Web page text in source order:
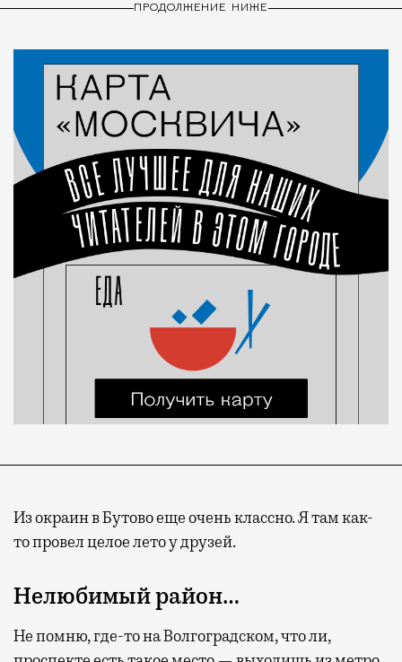
ПРОДОЛЖЕНИЕ НИЖЕ
Из окраин в Бутово еще очень классно. Я там как-
то провел целое лето у друзей.
Нелюбимый район…
Не помню, где-то на Волгоградском, что ли,